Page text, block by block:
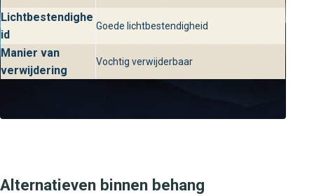
Lichtbestendighe
id
Goede lichtbestendigheid
Manier van
verwijdering
Vochtig verwijderbaar
Alternatieven binnen behang